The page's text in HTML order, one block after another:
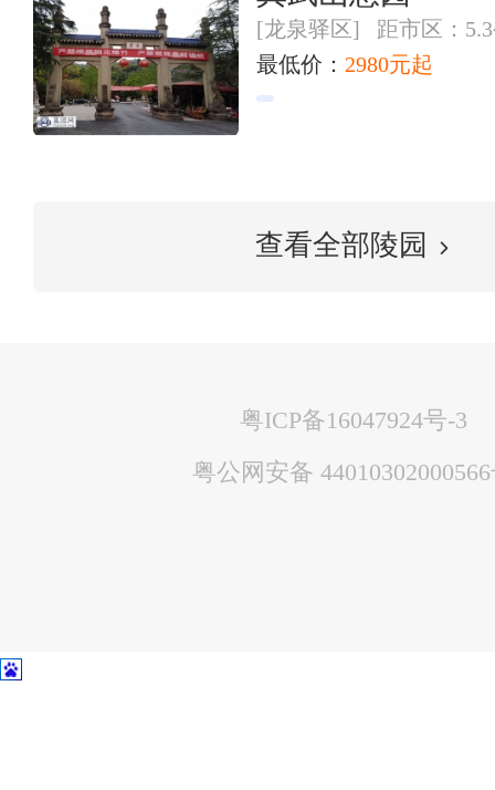
[龙泉驿区] 距市区：
最低价： 2980元起
查看全部陵园
粤ICP备16047924号-3
粤公网安备